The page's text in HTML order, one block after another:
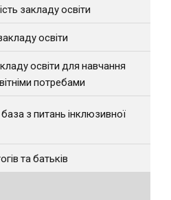
закладу освіти
освіти
освіти для навчання
потребами
з питань інклюзивної
та батьків